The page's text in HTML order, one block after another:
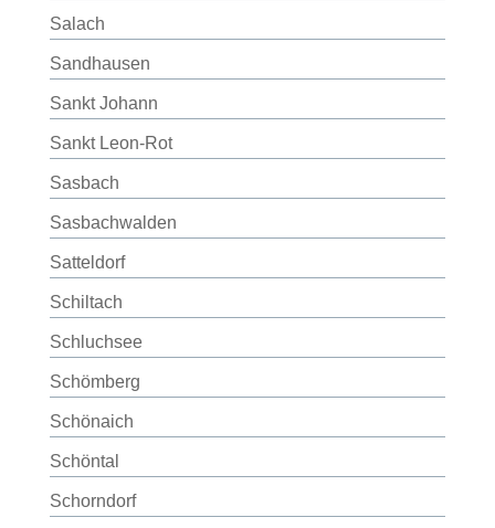
Salach
Sandhausen
Sankt Johann
Sankt Leon-Rot
Sasbach
Sasbachwalden
Satteldorf
Schiltach
Schluchsee
Schömberg
Schönaich
Schöntal
Schorndorf